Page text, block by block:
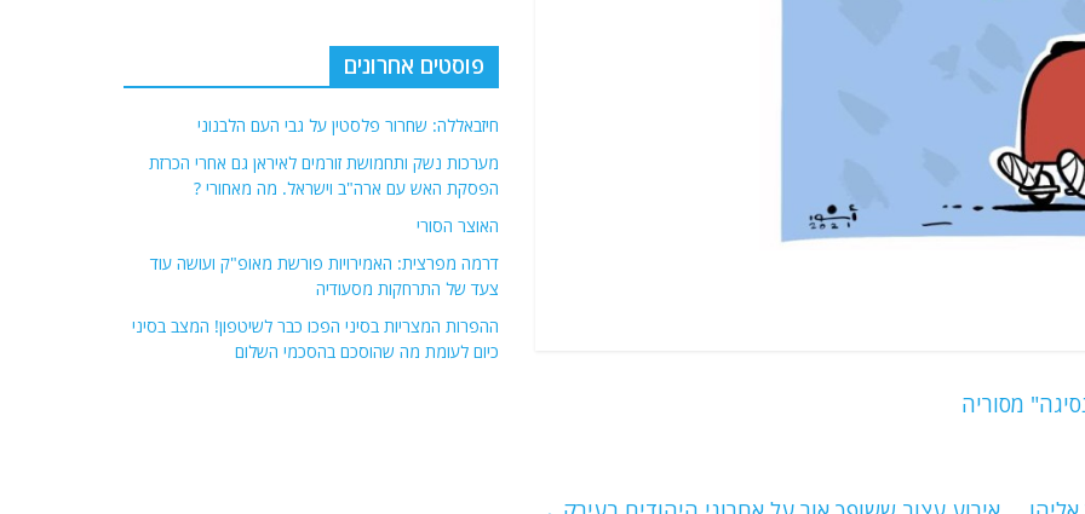
מסוריה
פוסטים אחרונים
חיזבאללה: שחרור פלסטין על גבי העם הלבנוני
מערכות נשק ותחמושת זורמים לאיראן גם אחרי הכרזת
הפסקת האש עם ארה"ב וישראל. מה מאחורי ?
האוצר הסורי
דרמה מפרצית: האמירויות פורשת מאופ"ק ועושה עוד
צעד של התרחקות מסעודיה
ההפרות המצריות בסיני הפכו כבר לשיטפון! המצב בסיני
כיום לעומת מה שהוסכם בהסכמי השלום